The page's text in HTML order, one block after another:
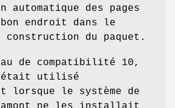
des pages
bon endroit dans le
du paquet.
de compatibilité 10,
était utilisé
lorsque le système de